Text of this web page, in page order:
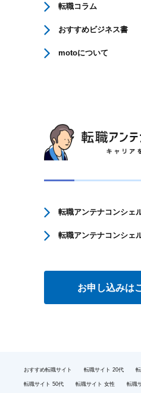
転職コラム
おすすめビジネス書
motoについて
転職アンテナコンシェ
転職アンテナコンシェ
お申し込みは
おすすめ転職サイト 転職サイト 20代
転職サイト 50代 転職サイト 女性 転職